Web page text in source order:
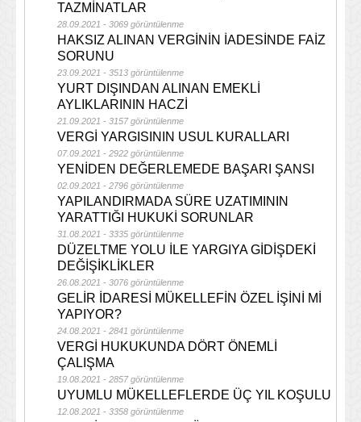
TAZMİNATLAR
28.09.2021 - 3069 görüntülenme
HAKSIZ ALINAN VERGİNİN İADESİNDE FAİZ
SORUNU
23.09.2021 - 3513 görüntülenme
YURT DIŞINDAN ALINAN EMEKLİ
AYLIKLARININ HACZİ
21.09.2021 - 3157 görüntülenme
VERGİ YARGISININ USUL KURALLARI
07.09.2021 - 2922 görüntülenme
YENİDEN DEĞERLEMEDE BAŞARI ŞANSI
02.09.2021 - 2796 görüntülenme
YAPILANDIRMADA SÜRE UZATIMININ
YARATTIĞI HUKUKİ SORUNLAR
31.08.2021 - 3335 görüntülenme
DÜZELTME YOLU İLE YARGIYA GİDİŞDEKİ
DEĞİŞİKLİKLER
26.08.2021 - 3076 görüntülenme
GELİR İDARESİ MÜKELLEFİN ÖZEL İŞİNİ Mİ
YAPIYOR?
24.08.2021 - 2841 görüntülenme
VERGİ HUKUKUNDA DÖRT ÖNEMLİ
ÇALIŞMA
19.08.2021 - 2857 görüntülenme
UYUMLU MÜKELLEFLERDE ÜÇ YIL KOŞULU
12.08.2021 - 3358 görüntülenme